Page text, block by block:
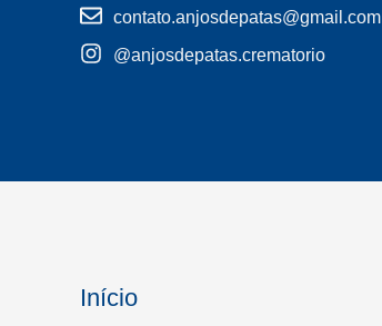
contato.anjosdepatas@gmail.com
@anjosdepatas.crematorio
Início